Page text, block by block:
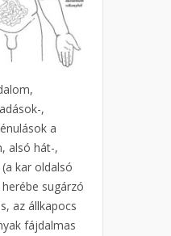
,
a
alsó hát-,
kar oldalsó
sugárzó
az állkapocs
fájdalmas